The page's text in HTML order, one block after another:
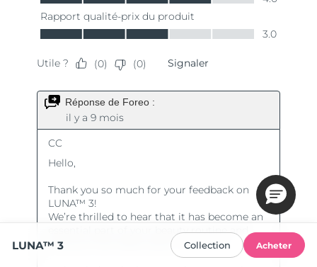
LUNA™ 3 Collection Acheter